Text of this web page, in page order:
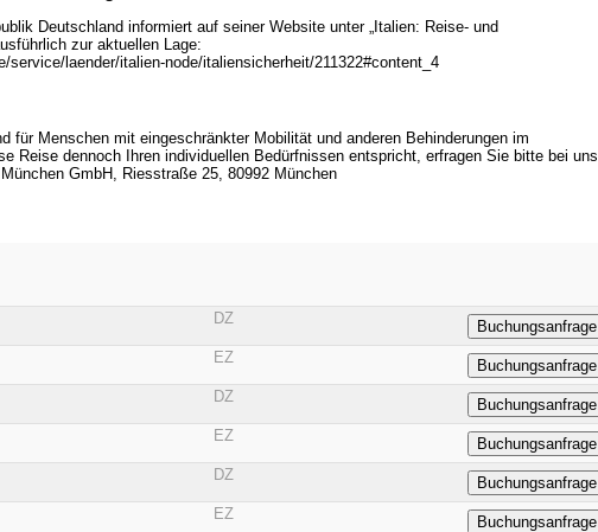
Deutschland informiert auf seiner Website unter „Italien: Reise- und
zur aktuellen Lage:
service/laender/italien-node/italiensicherheit/211322#content_4
für Menschen mit eingeschränkter Mobilität und anderen Behinderungen im
Reise dennoch Ihren individuellen Bedürfnissen entspricht, erfragen Sie bitte bei uns.
GmbH, Riesstraße 25, 80992 München
DZ
Buchungsanfrage
EZ
Buchungsanfrage
DZ
Buchungsanfrage
EZ
Buchungsanfrage
DZ
Buchungsanfrage
EZ Buchungsanfrage